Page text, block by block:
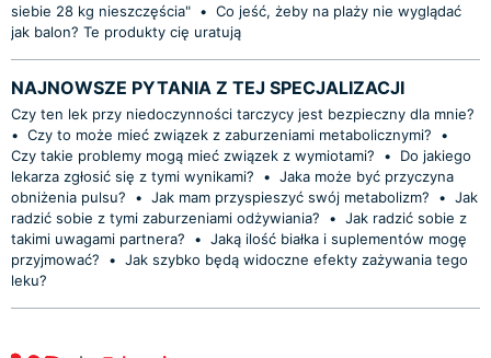
siebie 28 kg nieszczęścia" • Co jeść, żeby na plaży nie wyglądać
jak balon? Te produkty cię uratują
NAJNOWSZE PYTANIA Z TEJ SPECJALIZACJI
Czy ten lek przy niedoczynności tarczycy jest bezpieczny dla mnie?
• Czy to może mieć związek z zaburzeniami metabolicznymi?
•
Czy takie problemy mogą mieć związek z wymiotami?
•
Do jakiego
lekarza zgłosić się z tymi wynikami?
• Jaka może być przyczyna
obniżenia pulsu?
• Jak mam przyspieszyć swój metabolizm? • Jak
radzić sobie z tymi zaburzeniami odżywiania?
• Jak radzić sobie z
takimi uwagami partnera?
• Jaką ilość białka i suplementów mogę
przyjmować?
• Jak szybko będą widoczne efekty zażywania tego
leku?